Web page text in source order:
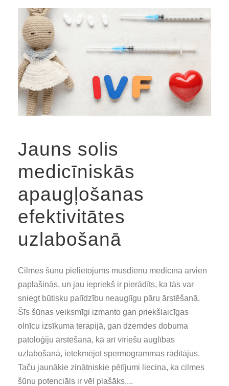
Jauns solis
medicīniskās
apaugļošanas
efektivitātes
uzlabošanā
Cilmes šūnu pielietojums mūsdienu medicīnā arvien
paplašinās, un jau iepriekš ir pierādīts, ka tās var
sniegt būtisku palīdzību neauglīgu pāru ārstēšanā.
Šīs šūnas veiksmīgi izmanto gan priekšlaicīgas
olnīcu izsīkuma terapijā, gan dzemdes dobuma
patoloģiju ārstēšanā, kā arī vīriešu auglības
uzlabošanā, ietekmējot spermogrammas rādītājus.
Taču jaunākie zinātniskie pētījumi liecina, ka cilmes
šūnu potenciāls ir vēl plašāks,...